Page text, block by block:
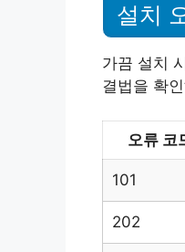
설치
가끔 설치
결법을 확
오류 코
101
202